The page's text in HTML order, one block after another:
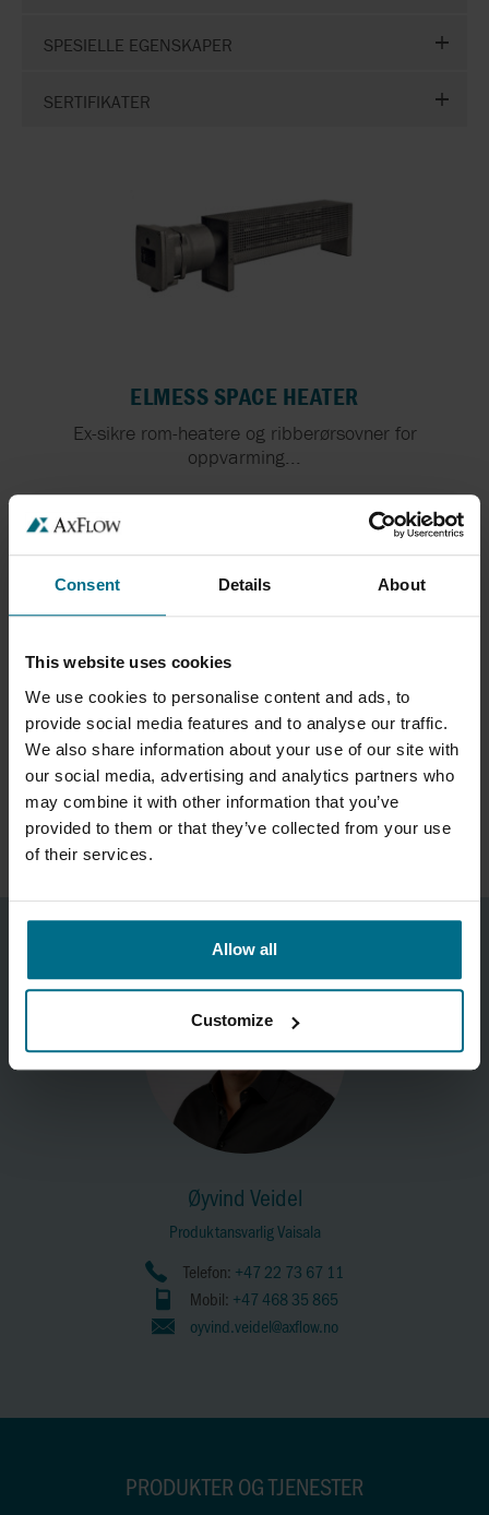
Consent Details About
This website uses cookies
We use cookies to personalise content and ads, to
provide social media features and to analyse our traffic.
We also share information about your use of our site with
our social media, advertising and analytics partners who
may combine it with other information that you’ve
provided to them or that they’ve collected from your use
of their services.
Allow all
Customize
SPESIELLE EGENSKAPER
SERTIFIKATER
ELMESS SPACE HEATER
Ex-sikre rom-heatere og ribberørsovner for
oppvarming...
ELMESS IMMERSION HEATERS
Ex-sikre heate-relementer for oppvarming av olje...
Øyvind Veidel
Produktansvarlig Vaisala
Telefon: +47 22 73 67 11
Mobil: +47 468 35 865
oyvind.veidel@axflow.no
PRODUKTER OG TJENESTER